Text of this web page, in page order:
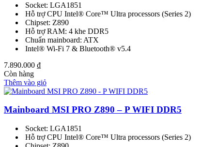
Socket: LGA1851
Hỗ trợ CPU Intel® Core™ Ultra processors (Series 2)
Chipset: Z890
Hỗ trợ RAM: 4 khe DDR5
Chuẩn mainboard: ATX
Intel® Wi-Fi 7 & Bluetooth® v5.4
7.890.000 ₫
Còn hàng
Thêm vào giỏ
Mainboard MSI PRO Z890 – P WIFI DDR5
Socket: LGA1851
Hỗ trợ CPU Intel® Core™ Ultra processors (Series 2)